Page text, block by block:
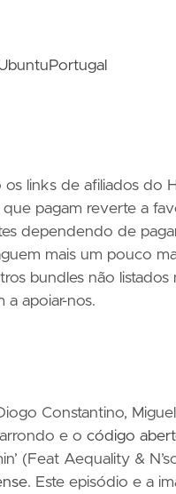
links de afiliados do
pagam reverte a
dependendo de
mais um pouco
bundles não listados
a apoiar-nos.
Constantino,
e o código
(Feat Aequality &
. Este episódio e a